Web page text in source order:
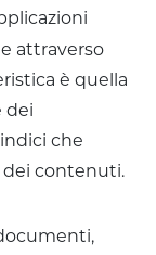
attraverso
è quella
dei
che
contenuti.